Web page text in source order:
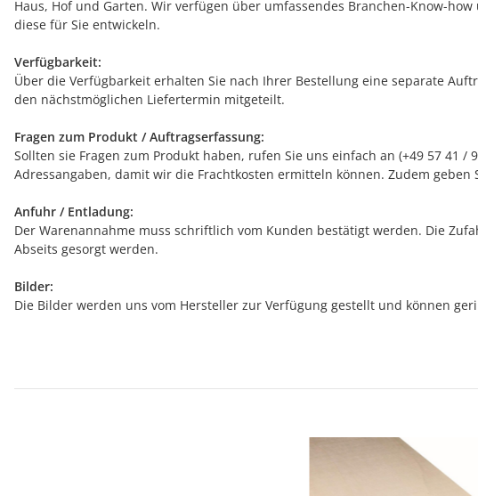
Haus, Hof und Garten. Wir verfügen über umfassendes Branchen-Know-
diese für Sie entwickeln.
Verfügbarkeit:
Über die Verfügbarkeit erhalten Sie nach Ihrer Bestellung eine separate
den nächstmöglichen Liefertermin mitgeteilt.
Fragen zum Produkt / Auftragserfassung:
Sollten sie Fragen zum Produkt haben, rufen Sie uns einfach an (+49 57 41
Adressangaben, damit wir die Frachtkosten ermitteln können. Zudem
Anfuhr / Entladung:
Der Warenannahme muss schriftlich vom Kunden bestätigt werden. Die
Abseits gesorgt werden.
Bilder:
Die Bilder werden uns vom Hersteller zur Verfügung gestellt und können